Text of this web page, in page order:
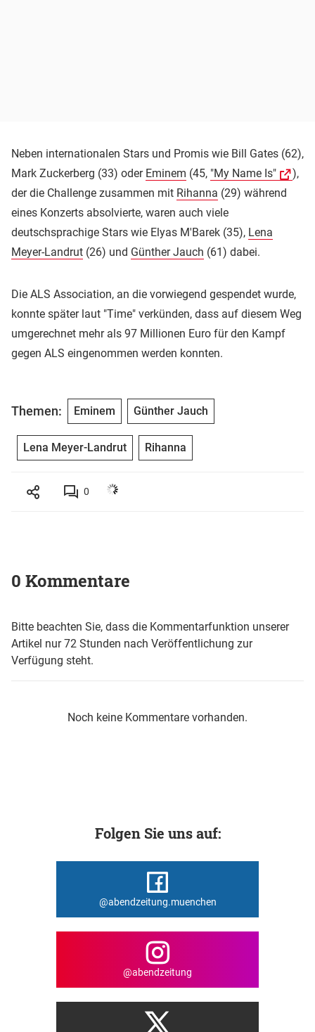
Neben internationalen Stars und Promis wie Bill Gates (62),
Mark Zuckerberg (33) oder Eminem (45, "My Name Is"
),
der die Challenge zusammen mit Rihanna (29) während
eines Konzerts absolvierte, waren auch viele
deutschsprachige Stars wie Elyas M'Barek (35), Lena
Meyer-Landrut (26) und Günther Jauch (61) dabei.
Die ALS Association, an die vorwiegend gespendet wurde,
konnte später laut "Time" verkünden, dass auf diesem Weg
umgerechnet mehr als 97 Millionen Euro für den Kampf
gegen ALS eingenommen werden konnten.
Themen: Eminem Günther Jauch
Lena Meyer-Landrut Rihanna
0
0 Kommentare
Bitte beachten Sie, dass die Kommentarfunktion unserer
Artikel nur 72 Stunden nach Veröffentlichung zur
Verfügung steht.
Noch keine Kommentare vorhanden.
Folgen Sie uns auf:
@abendzeitung.muenchen
@abendzeitung